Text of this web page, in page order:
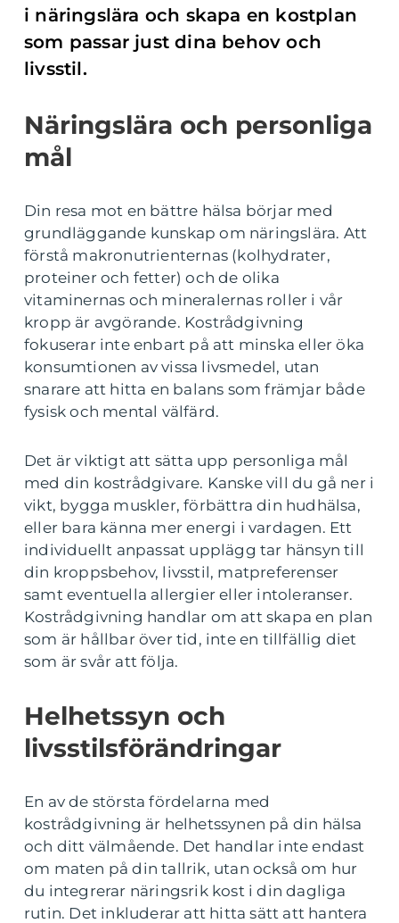
i näringslära och skapa en kostplan
som passar just dina behov och
livsstil.
Näringslära och personliga
mål
Din resa mot en bättre hälsa börjar med
grundläggande kunskap om näringslära. Att
förstå makronutrienternas (kolhydrater,
proteiner och fetter) och de olika
vitaminernas och mineralernas roller i vår
kropp är avgörande. Kostrådgivning
fokuserar inte enbart på att minska eller öka
konsumtionen av vissa livsmedel, utan
snarare att hitta en balans som främjar både
fysisk och mental välfärd.
Det är viktigt att sätta upp personliga mål
med din kostrådgivare. Kanske vill du gå ner i
vikt, bygga muskler, förbättra din hudhälsa,
eller bara känna mer energi i vardagen. Ett
individuellt anpassat upplägg tar hänsyn till
din kroppsbehov, livsstil, matpreferenser
samt eventuella allergier eller intoleranser.
Kostrådgivning handlar om att skapa en plan
som är hållbar över tid, inte en tillfällig diet
som är svår att följa.
Helhetssyn och
livsstilsförändringar
En av de största fördelarna med
kostrådgivning är helhetssynen på din hälsa
och ditt välmående. Det handlar inte endast
om maten på din tallrik, utan också om hur
du integrerar näringsrik kost i din dagliga
rutin. Det inkluderar att hitta sätt att hantera